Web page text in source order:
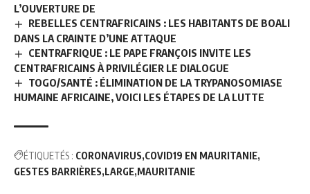
L’OUVERTURE DE
REBELLES CENTRAFRICAINS : LES HABITANTS DE BOALI
DANS LA CRAINTE D’UNE ATTAQUE
CENTRAFRIQUE : LE PAPE FRANÇOIS INVITE LES
CENTRAFRICAINS À PRIVILÉGIER LE DIALOGUE
TOGO/SANTÉ : ÉLIMINATION DE LA TRYPANOSOMIASE
HUMAINE AFRICAINE, VOICI LES ÉTAPES DE LA LUTTE
ÉTIQUETÉS : CORONAVIRUS COVID19 EN MAURITANIE
GESTES BARRIÈRES LARGE MAURITANIE